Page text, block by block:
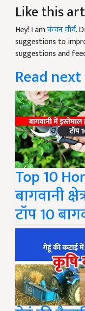
Like this
Hey! I amकंचन मौर्य.
suggestions to
suggestions and
Read next
Top 10
बागवानी
टॉप 10